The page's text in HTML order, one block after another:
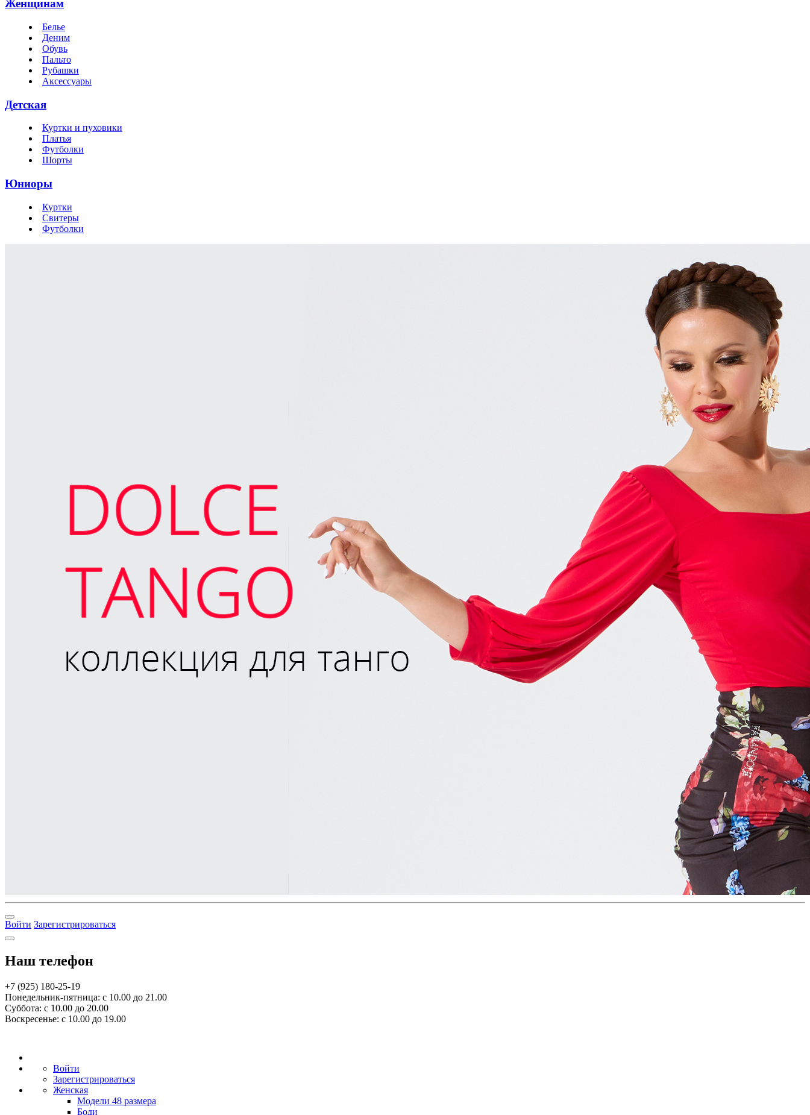
Женщинам
Белье
Деним
Обувь
Пальто
Рубашки
Аксессуары
Детская
Куртки и пуховики
Платья
Футболки
Шорты
Юниоры
Куртки
Свитеры
Футболки
Войти Зарегистрироваться
Наш телефон
+7 (925) 180-25-19
Понедельник-пятница: с 10.00 до 21.00
Суббота: с 10.00 до 20.00
Воскресенье: с 10.00 до 19.00
Войти
Зарегистрироваться
Женская
Модели 48 размера
Боди